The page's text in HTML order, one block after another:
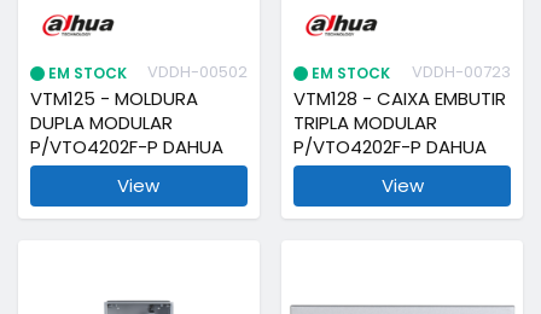
EM STOCK VDDH-00502
VTM125 - MOLDURA
DUPLA MODULAR
P/VTO4202F-P DAHUA
View
EM STOCK VDDH-00723
VTM128 - CAIXA EMBUTIR
TRIPLA MODULAR
P/VTO4202F-P DAHUA
View